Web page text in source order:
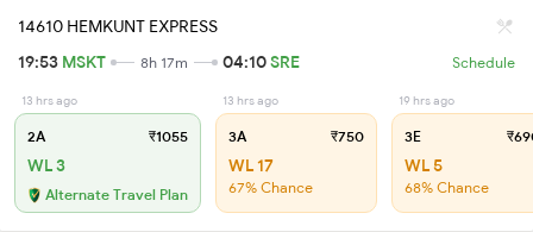
14610 HEMKUNT EXPRESS
19:53 MSKT 8h 17m 04:10SRE Schedule
13 hrs ago
2A ₹1055
WL 3
Alternate Travel Plan
13 hrs ago
3A ₹750
WL 17
67% Chance
19 hrs ago
3E
WL 5
68% Chance